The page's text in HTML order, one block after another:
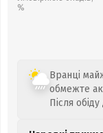
%
Вранці
обмежте
Після